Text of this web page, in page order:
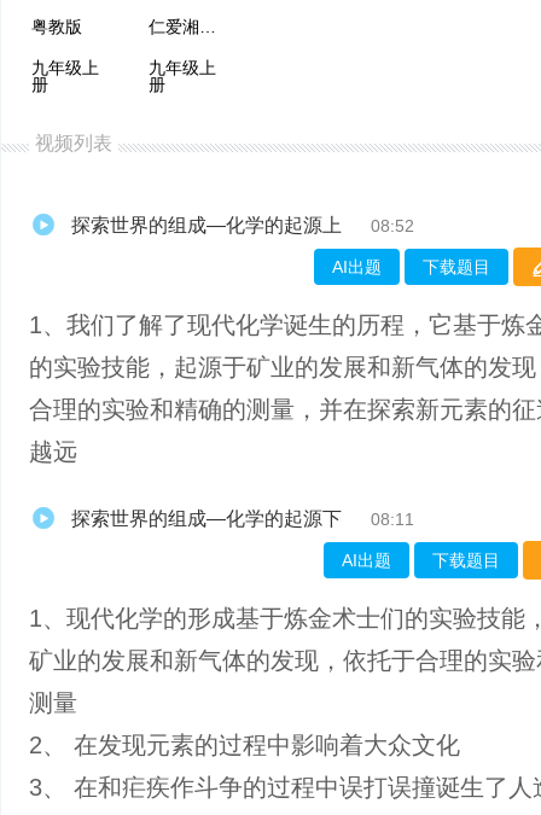
粤教版
九年级上
册
九年级上
册
视频列表
探索世界的组成—化学的起源上 08:52
AI出题 下载题目
1、我们了解了现代化学诞生的历程，它基于炼
的实验技能，起源于矿业的发展和新气体的发
合理的实验和精确的测量，并在探索新元素的
越远
探索世界的组成—化学的起源下 08:11
AI出题 下载题目
1、现代化学的形成基于炼金术士们的实验技能
矿业的发展和新气体的发现，依托于合理的实
测量
2、 在发现元素的过程中影响着大众文化
3、 在和疟疾作斗争的过程中误打误撞诞生了人